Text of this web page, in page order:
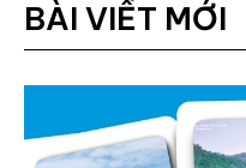
BÀI VIẾT MỚI